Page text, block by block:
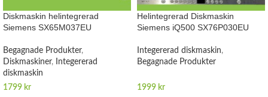
Diskmaskin helintegrerad
Siemens SX65M037EU
Begagnade Produkter,
Diskmaskiner,
Integererad
diskmaskin
1799 kr
Helintegrerad Diskmaskin
Siemens iQ500 SX76P030EU
Integererad diskmaskin,
Begagnade Produkter
1999 kr